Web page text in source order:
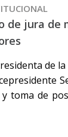
de jura de
de
toma de